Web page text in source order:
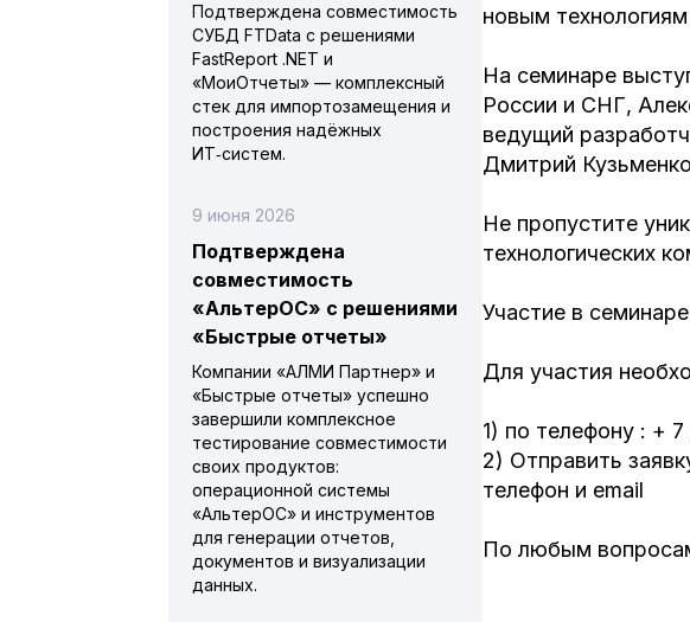
новым
На семинаре
России и СНГ,
ведущий
Дмитрий
Не пропустите
технологических
Участие в
Для участия
1) по телефону : +
2) Отправить
телефон и email
По любым
Подтверждена совместимость
СУБД FTData с решениями
FastReport .NET и
«МоиОтчеты» — комплексный
стек для импортозамещения и
построения надёжных
ИТ‑систем.
9 июня 2026
Подтверждена
совместимость
«АльтерОС» с решениями
«Быстрые отчеты»
Компании «АЛМИ Партнер» и
«Быстрые отчеты» успешно
завершили комплексное
тестирование совместимости
своих продуктов:
операционной системы
«АльтерОС» и инструментов
для генерации отчетов,
документов и визуализации
данных.